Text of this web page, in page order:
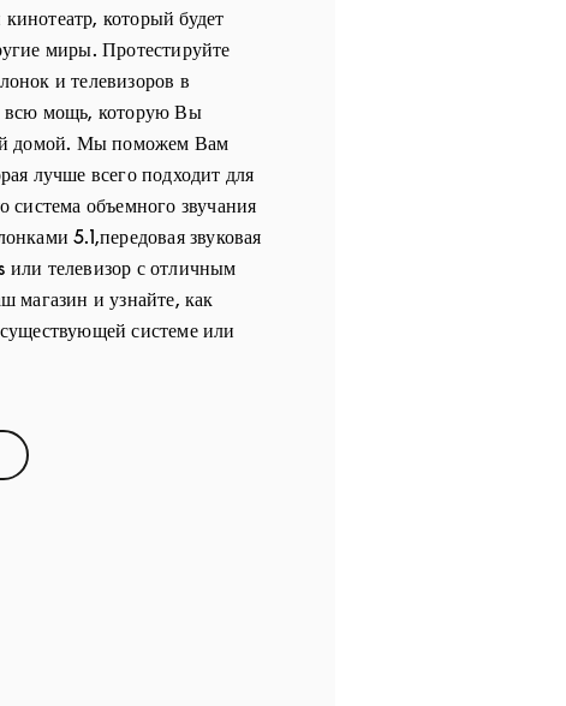
который будет
миры. Протестируйте
и телевизоров в
всю мощь, которую Вы
домой. Мы поможем Вам
лучше всего подходит для
система объемного звучания
5.1,передовая звуковая
телевизор с отличным
магазин и узнайте, как
системе или
in New Tab